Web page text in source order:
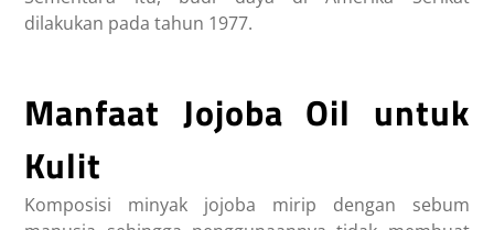
dilakukan pada tahun 1977.
Manfaat Jojoba Oil untuk
Kulit
Komposisi minyak jojoba mirip dengan sebum